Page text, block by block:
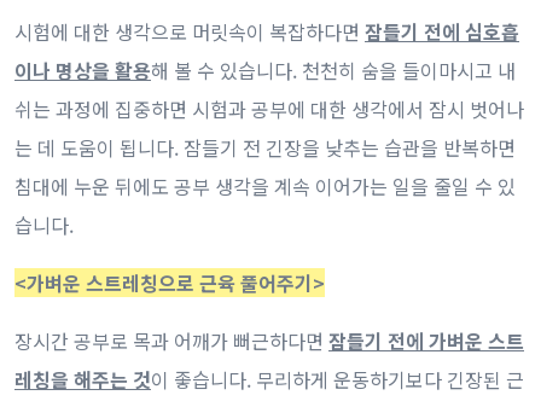
시험에 대한 생각으로 머릿속이 복잡하다면 잠들기 전에 심호흡
이나 명상을 활용해 볼 수 있습니다. 천천히 숨을 들이마시고 내
쉬는 과정에 집중하면 시험과 공부에 대한 생각에서 잠시 벗어나
는 데 도움이 됩니다. 잠들기 전 긴장을 낮추는 습관을 반복하면
침대에 누운 뒤에도 공부 생각을 계속 이어가는 일을 줄일 수 있
습니다.
<가벼운 스트레칭으로 근육 풀어주기>
장시간 공부로 목과 어깨가 뻐근하다면 잠들기 전에 가벼운 스트
레칭을 해주는 것이 좋습니다. 무리하게 운동하기보다 긴장된 근